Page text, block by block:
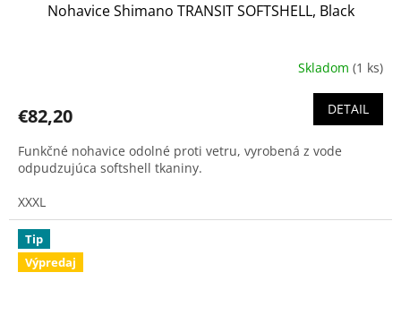
Nohavice Shimano TRANSIT SOFTSHELL, Black
Skladom (1 ks)
€82,20 DETAIL
Funkčné nohavice odolné proti vetru, vyrobená z vode
odpudzujúca softshell tkaniny.
XXXL
Tip
Výpredaj